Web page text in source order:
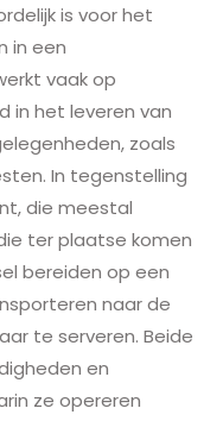
is voor het
in een
vaak op
in het leveren van
zoals
In tegenstelling
die meestal
ter plaatse komen
bereiden op een
naar de
te serveren. Beide
en
ze opereren